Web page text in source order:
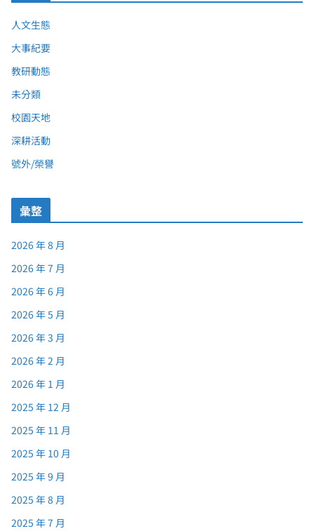
人文生態
大事紀要
教研動態
未分類
校園天地
深耕活動
號外/榮譽
彙整
2026 年 8 月
2026 年 7 月
2026 年 6 月
2026 年 5 月
2026 年 3 月
2026 年 2 月
2026 年 1 月
2025 年 12 月
2025 年 11 月
2025 年 10 月
2025 年 9 月
2025 年 8 月
2025 年 7 月